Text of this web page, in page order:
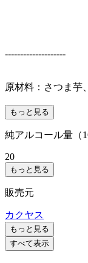
--------------------
原材料：さつま芋
もっと見る
純アルコール量（
20
もっと見る
販売元
カクヤス
もっと見る
すべて表示